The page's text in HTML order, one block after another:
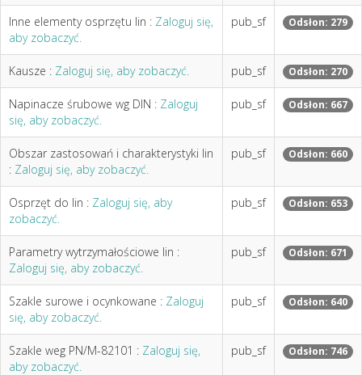
Inne elementy osprzętu lin : Zaloguj się,
aby zobaczyć.
pub_sf Odsłon: 279
Kausze : Zaloguj się, aby zobaczyć. pub_sf Odsłon: 270
Napinacze śrubowe wg DIN : Zaloguj
się, aby zobaczyć.
pub_sf Odsłon: 667
Obszar zastosowań i charakterystyki lin
: Zaloguj się, aby zobaczyć.
pub_sf Odsłon: 660
Osprzęt do lin : Zaloguj się, aby
zobaczyć.
pub_sf Odsłon: 653
Parametry wytrzymałościowe lin :
Zaloguj się, aby zobaczyć.
pub_sf Odsłon: 671
Szakle surowe i ocynkowane : Zaloguj
się, aby zobaczyć.
pub_sf Odsłon: 640
Szakle weg PN/M-82101 : Zaloguj się,
aby zobaczyć.
pub_sf Odsłon: 746